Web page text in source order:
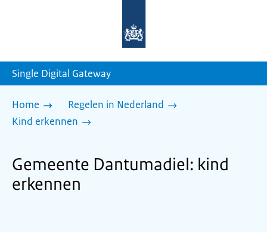
homepage
Single Digital Gateway
Home
Regelen in Nederland
Kind erkennen
Gemeente Dantumadiel: kind
erkennen